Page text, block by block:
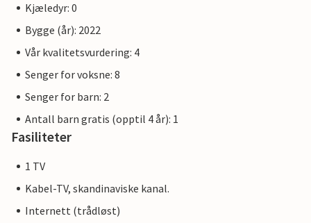
Kjæledyr: 0
Bygge (år): 2022
Vår kvalitetsvurdering: 4
Senger for voksne: 8
Senger for barn: 2
Antall barn gratis (opptil 4 år): 1
Fasiliteter
1 TV
Kabel-TV, skandinaviske kanal.
Internett (trådløst)